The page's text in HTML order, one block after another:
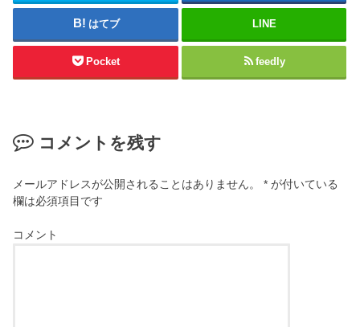
はてブ LINE
Pocket feedly
コメントを残す
メールアドレスが公開されることはありません。 * が付いている
欄は必須項目です
コメント